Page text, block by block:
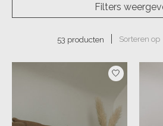
Filters
53 producten Sorteren op